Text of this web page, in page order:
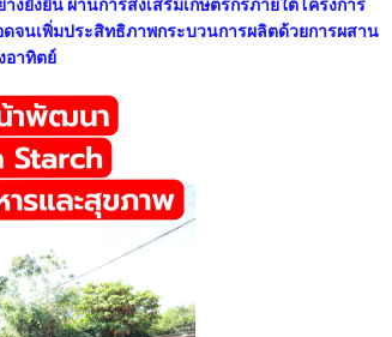
ยั่งยืน ผ่านการส่งเสริมเกษตรกรภายใต้โครงการ
จนเพิ่มประสิทธิภาพกระบวนการผลิตด้วยการผสาน
อาทิตย์